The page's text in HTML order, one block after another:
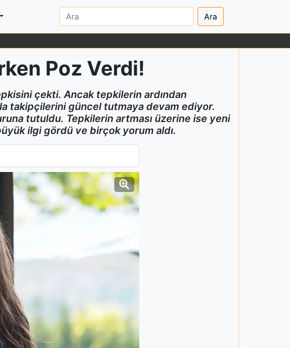
Ara
Poz Verdi!
çekti. Ancak tepkilerin ardından
takipçilerini güncel tutmaya devam ediyor.
tutuldu. Tepkilerin artması üzerine ise yeni
ilgi gördü ve birçok yorum aldı.